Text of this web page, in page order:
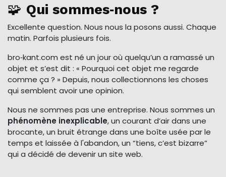
🧩 Qui sommes‑nous ?
Excellente question. Nous nous la posons aussi. Chaque
matin. Parfois plusieurs fois.
bro‑kant.com est né un jour où quelqu’un a ramassé un
objet et s’est dit : « Pourquoi cet objet me regarde
comme ça ? » Depuis, nous collectionnons les choses
qui semblent avoir une opinion.
Nous ne sommes pas une entreprise. Nous sommes un
phénomène inexplicable, un courant d’air dans une
brocante, un bruit étrange dans une boîte usée par le
temps et laissée à l'abandon, un “tiens, c’est bizarre”
qui a décidé de devenir un site web.